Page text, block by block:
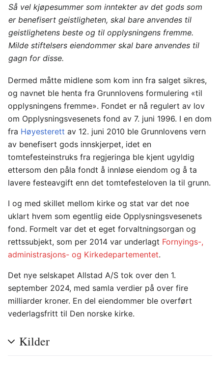
Så vel kjøpesummer som inntekter av det gods som
er benefisert geistligheten, skal bare anvendes til
geistlighetens beste og til opplysningens fremme.
Milde stiftelsers eiendommer skal bare anvendes til
gagn for disse.
Dermed måtte midlene som kom inn fra salget sikres,
og navnet ble henta fra Grunnlovens formulering «til
opplysningens fremme». Fondet er nå regulert av lov
om Opplysningsvesenets fond av 7. juni 1996. I en dom
fra Høyesterett av 12. juni 2010 ble Grunnlovens vern
av benefisert gods innskjerpet, idet en
tomtefesteinstruks fra regjeringa ble kjent ugyldig
ettersom den påla fondt å innløse eiendom og å ta
lavere festeavgift enn det tomtefesteloven la til grunn.
I og med skillet mellom kirke og stat var det noe
uklart hvem som egentlig eide Opplysningsvesenets
fond. Formelt var det et eget forvaltningsorgan og
rettssubjekt, som per 2014 var underlagt Fornyings-,
administrasjons- og Kirkedepartementet.
Det nye selskapet Allstad A/S tok over den 1.
september 2024, med samla verdier på over fire
milliarder kroner. En del eiendommer ble overført
vederlagsfritt til Den norske kirke.
Kilder